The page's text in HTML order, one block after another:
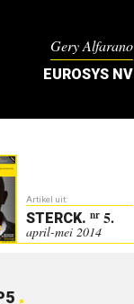
Gery Alfarano
EUROSYS NV
Artikel uit:
STERCK. nr 5.
april-mei 2014